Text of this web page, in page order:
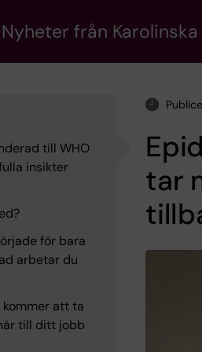
Nyheter från
till WHO
insikter
för bara
arbetar du
att ta
till ditt jobb
tar